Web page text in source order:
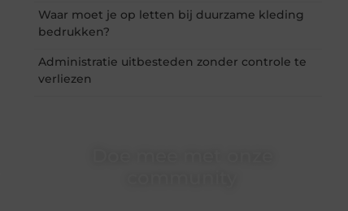
Waar moet je op letten bij duurzame kleding
bedrukken?
Administratie uitbesteden zonder controle te
verliezen